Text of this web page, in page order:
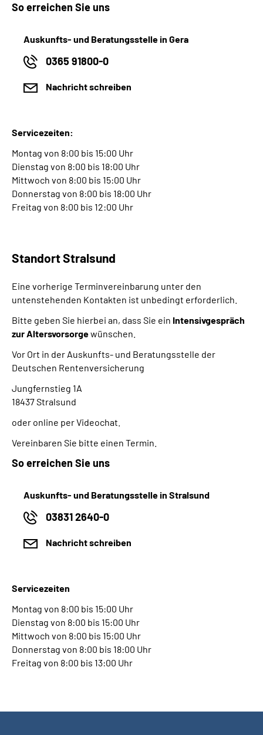
So erreichen Sie uns
Auskunfts- und Beratungsstelle in Gera
0365 91800-0
Nachricht schreiben
Servicezeiten:
Montag von 8:00 bis 15:00 Uhr
Dienstag von 8:00 bis 18:00 Uhr
Mittwoch von 8:00 bis 15:00 Uhr
Donnerstag von 8:00 bis 18:00 Uhr
Freitag von 8:00 bis 12:00 Uhr
Standort Stralsund
Eine vorherige Terminvereinbarung unter den
untenstehenden Kontakten ist unbedingt erforderlich.
Bitte geben Sie hierbei an, dass Sie ein Intensivgespräch
zur Altersvorsorgewünschen.
Vor Ort in der Auskunfts- und Beratungsstelle der
Deutschen Rentenversicherung
Jungfernstieg 1A
18437 Stralsund
oder online per Videochat.
Vereinbaren Sie bitte einen Termin.
So erreichen Sie uns
Auskunfts- und Beratungsstelle in Stralsund
03831 2640-0
Nachricht schreiben
Servicezeiten
Montag von 8:00 bis 15:00 Uhr
Dienstag von 8:00 bis 15:00 Uhr
Mittwoch von 8:00 bis 15:00 Uhr
Donnerstag von 8:00 bis 18:00 Uhr
Freitag von 8:00 bis 13:00 Uhr